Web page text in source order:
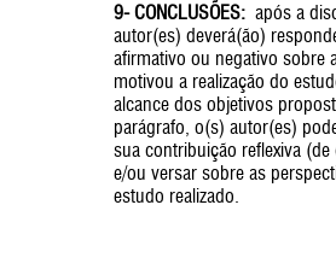
9- CONCLUSÕES: após a
autor(es) deverá(ão)
afirmativo ou negativo sobre
motivou a realização do
alcance dos objetivos
parágrafo, o(s) autor(es)
sua contribuição reflexiva
e/ou versar sobre as
estudo realizado.